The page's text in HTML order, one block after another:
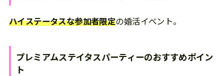
ハイステータスな参加者限定の婚活イベント。
プレミアムステイタスパーティーのおすすめポイン
ト